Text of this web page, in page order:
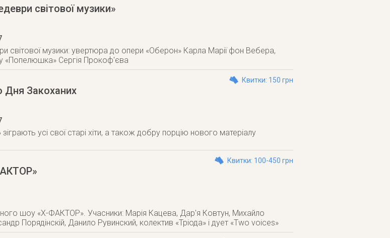
світової музики»
світової музики: увертюра до опери «Оберон» Карла Марії фон Вебера,
«Попелюшка» Сергія Прокоф'єва
Квитки: 150 грн
Дня Закоханих
усі свої старі хіти, а також добру порцію нового матеріалу
Квитки: 100-450 грн
шоу «Х-ФАКТОР». Учасники: Марія Кацева, Дар'я Ковтун, Михайло
Порядінскій, Данило Рувинский, колектив «Тріода» і дует «Two voices»